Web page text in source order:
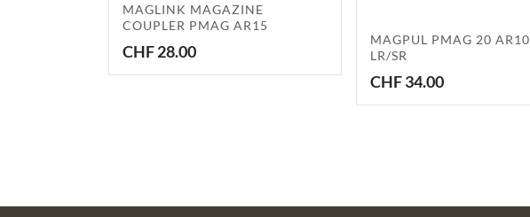
MAGLINK MAGAZINE
COUPLER PMAG AR15
CHF28.00
MAGPUL PMAG 20 AR10
LR/SR
CHF34.00